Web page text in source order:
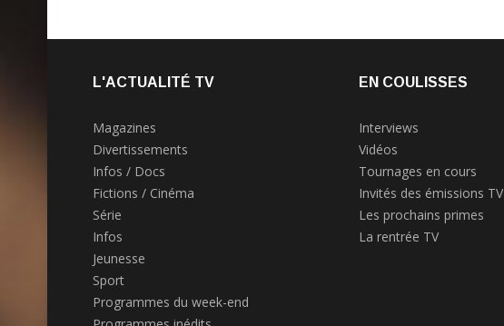
L'ACTUALITÉ TV
Magazines
Divertissements
Infos / Docs
Fictions / Cinéma
Série
Infos
Jeunesse
Sport
Programmes du week-end
EN COULISSES
Interviews
Vidéos
Tournages en cours
Invités des émissions TV
Les prochains primes
La rentrée TV